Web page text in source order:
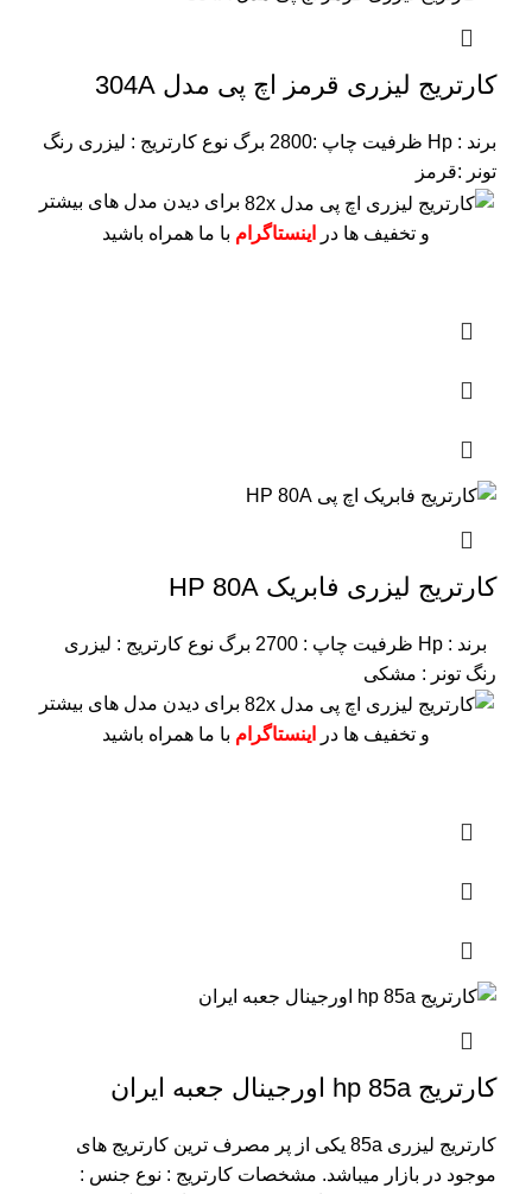
کارتریج لیزری قرمز اچ پی مدل 304A
برند : Hp ظرفیت چاپ :2800 برگ نوع کارتریج : لیزری رنگ
تونر :قرمز
برای دیدن مدل های بیشتر
و تخفیف ها در
اینستاگرام با ما همراه باشید
کارتریج لیزری فابریک HP 80A
برند : Hp ظرفیت چاپ : 2700 برگ
نوع کارتریج : لیزری
رنگ تونر : مشکی
برای دیدن مدل های بیشتر
و تخفیف ها در
اینستاگرام با ما همراه باشید
کارتریج hp 85a اورجینال جعبه ایران
کارتریج لیزری 85a یکی از پر مصرف ترین کارتریج های
موجود در بازار میباشد. مشخصات کارتریج : نوع جنس :